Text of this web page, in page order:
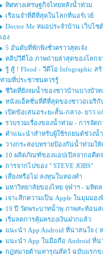
ทิศทางเศรษฐกิจไทยหลังน้ำท่วม
เรือนจำที่ดีที่สุดในโลกที่นอร์เวย์
Doctor Me หมอประจำบ้าน เว็บไ
เอง
5 อันดับที่พักพิงชั่วคราวสุดเจ๋ง
คลิปวีดีโอ ภาพถ่ายล่าสุดของโลก
รู้ สู้ ! Flood - วีดีโอ Infographic ส
ท่วมที่ประชาชนควรรู้
ชีวิตที่ยังจมน้ำของชาวบ้านบางบัวท
หนังแอ็คชั่นที่ดีที่สุดของชาวอเมริกั
เปิดข้อเสนอระยะสั้น-กลาง- ยาว
รวบรวมเรื่องของน้ำท่วม - การจัด
คำแนะนำสำหรับผู้ใช้รถยนต์ช่วงน้
วางกระสอบทรายป้องกันน้ำท่วมให้
10 ผลิตภัณฑ์ของแอปเปิลจากอดีต
การจากไปของ " STEVE JOBS"
เสี่ยงหรือไม่ ลงทุนในทองคำ
มหาวิทยาลัยของไทย จุฬาฯ - มหิ
เจาะลึกความเป็น Apple ในมุมมอ
19 ปี วัดพระบาทน้ำพุ ภาพสะท้อน
เริ่มลดการคุ้มครองเงินฝากแล้ว
แนะนำ App Android ที่น่าสนใจ (
แนะนำ App ในมือถือ Android ที่น่
กฎหมายต้านทารุณสัตว์ ฉบับแรกข